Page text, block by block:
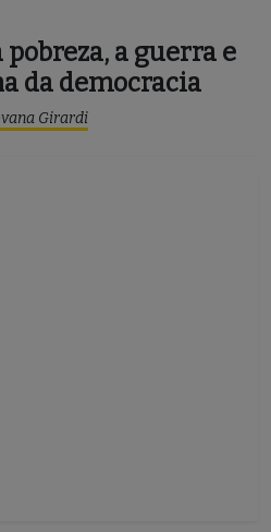
a guerra e
da democracia
Girardi